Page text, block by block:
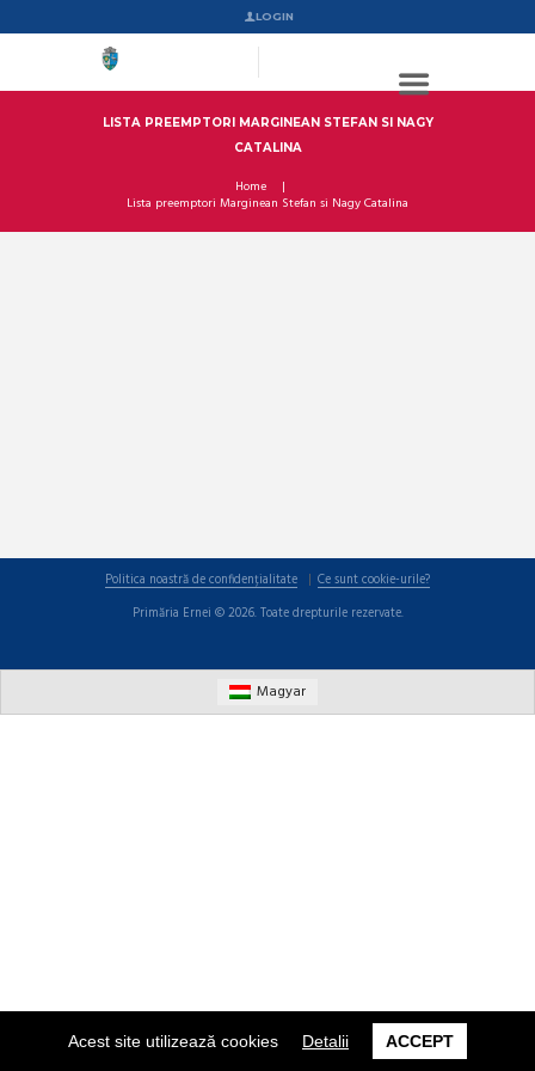
Acest site utilizează cookies Detalii ACCEPT
LOGIN
LISTA PREEMPTORI MARGINEAN STEFAN SI NAGY
CATALINA
Home
Lista preemptori Marginean Stefan si Nagy Catalina
Politica noastră de confidențialitate
Ce sunt cookie-urile?
Primăria Ernei © 2026. Toate drepturile rezervate.
Magyar